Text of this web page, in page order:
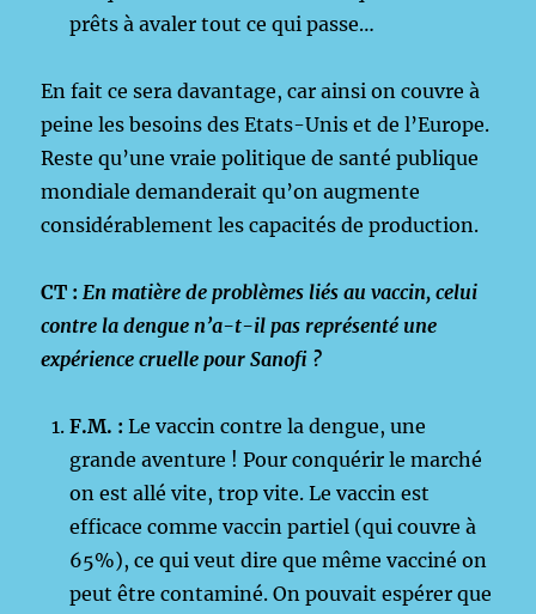
prêts à avaler tout ce qui passe…
En fait ce sera davantage, car ainsi on couvre à
peine les besoins des Etats-Unis et de l’Europe.
Reste qu’une vraie politique de santé publique
mondiale demanderait qu’on augmente
considérablement les capacités de production.
CT :En matière de problèmes liés au vaccin, celui
contre la dengue n’a-t-il pas représenté une
expérience cruelle pour Sanofi ?
F.M. :Le vaccin contre la dengue, une
grande aventure ! Pour conquérir le marché
on est allé vite, trop vite. Le vaccin est
efficace comme vaccin partiel (qui couvre à
65%), ce qui veut dire que même vacciné on
peut être contaminé. On pouvait espérer que